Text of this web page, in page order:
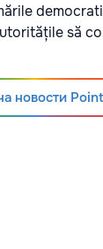
să
новости